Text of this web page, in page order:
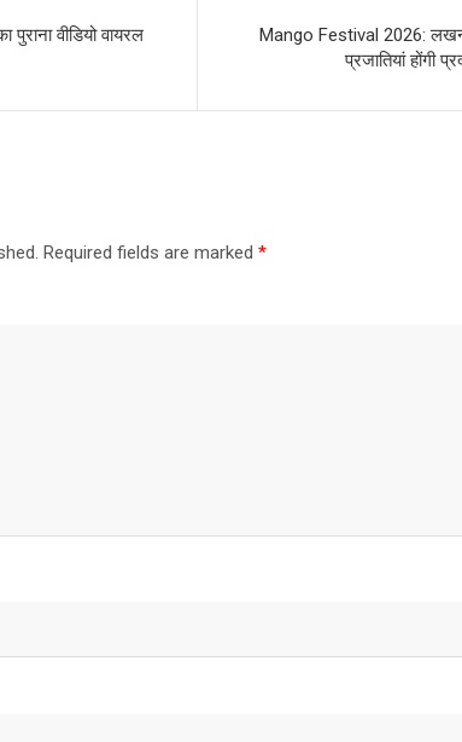
वीडियो वायरल
Mango Festival 2026:
प्रजातियां होंगी
Required fields are marked*